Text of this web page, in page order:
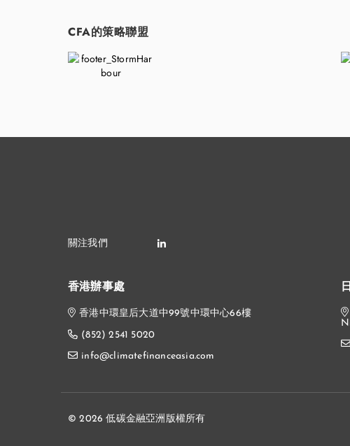
CFA的策略聯盟
香港辦事處
香港中環皇后大道中99號中環中心66樓
(852) 2541 5020
info@climatefinanceasia.com
© 2026 低碳金融亞洲版權所有